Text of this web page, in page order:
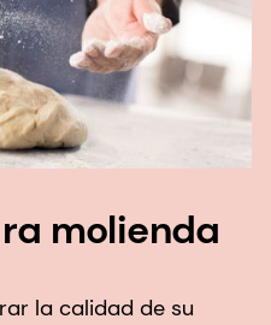
molienda
la calidad de su